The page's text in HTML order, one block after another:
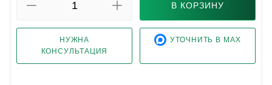
В КОРЗИНУ
НУЖНА
КОНСУЛЬТАЦИЯ
УТОЧНИТЬ В MAX